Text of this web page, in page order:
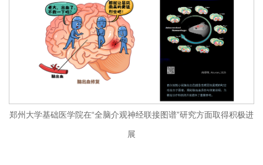
郑州大学基础医学院在“全脑介观神经联接图谱”研究方面取得积极进
展